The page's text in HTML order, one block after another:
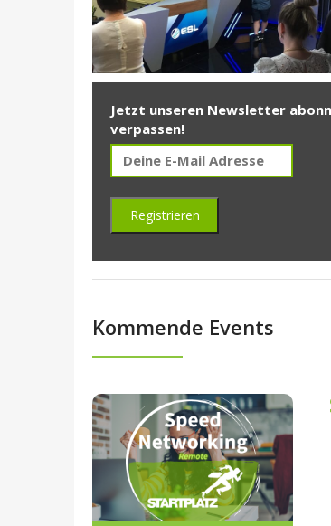
Jetzt unseren Newsletter
verpassen!
Kommende Events